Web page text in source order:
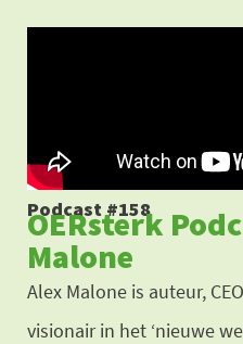
Podcast #158
OERsterk
Malone
Alex Malone is auteur,
visionair in het ‘nieuwe